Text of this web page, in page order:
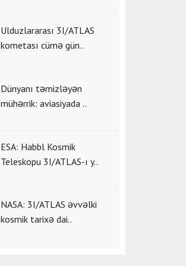
Ulduzlararası 3I/ATLAS
kometası cümə gün..
Dünyanı təmizləyən
mühərrik: aviasiyada ..
ESA: Habbl Kosmik
Teleskopu 3I/ATLAS-ı y..
NASA: 3I/ATLAS əvvəlki
kosmik tarixə dai..